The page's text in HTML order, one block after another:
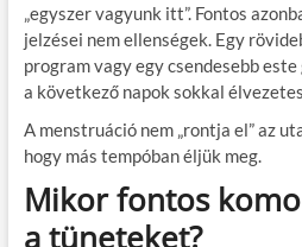
„egyszer vagyunk itt”. Fontos
jelzései nem ellenségek. Egy
program vagy egy csendesebb
a következő napok sokkal
A menstruáció nem „rontja el” az
hogy más tempóban éljük meg.
Mikor fontos
a tüneteket?